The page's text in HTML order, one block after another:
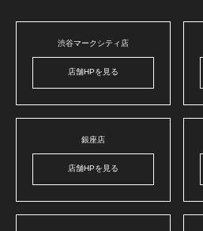
渋谷マークシティ店
店舗HPを見る
銀座店
店舗HPを見る